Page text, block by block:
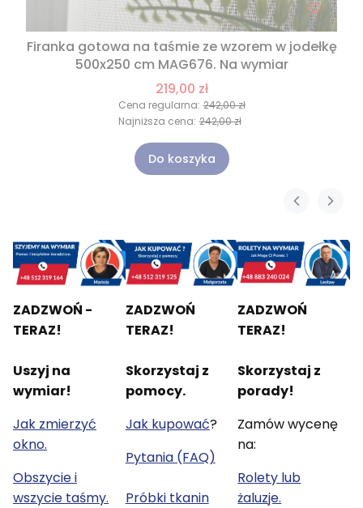
Firanka gotowa na taśmie ze wzorem w jodełkę
500x250 cm MAG676. Na wymiar
219,00 zł
Cena regularna: 242,00 zł
Najniższa cena: 242,00 zł
Do koszyka
ZADZWOŃ -
TERAZ!
Uszyj na
wymiar!
Jak zmierzyć
okno.
Obszycie i
wszycie taśmy.
ZADZWOŃ
TERAZ!
Skorzystaj z
pomocy.
Jak kupować?
Pytania (FAQ)
Próbki tkanin
ZADZWOŃ
TERAZ!
Skorzystaj z
porady!
Zamów wycenę
na:
Rolety lub
żaluzje.